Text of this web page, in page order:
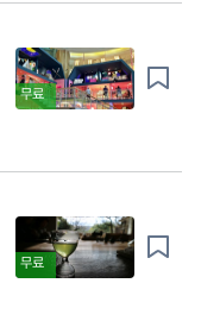
무료
무료